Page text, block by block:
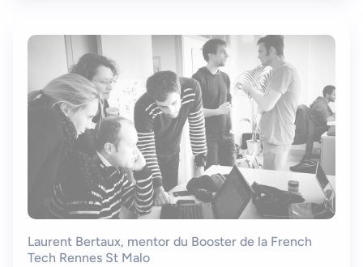
Laurent Bertaux, mentor du Booster de la French
Tech Rennes St Malo